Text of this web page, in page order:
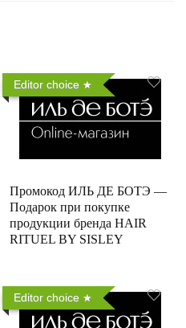
Editor choice
Промокод ИЛЬ ДЕ БОТЭ —
Подарок при покупке
продукции бренда HAIR
RITUEL BY SISLEY
Editor choice